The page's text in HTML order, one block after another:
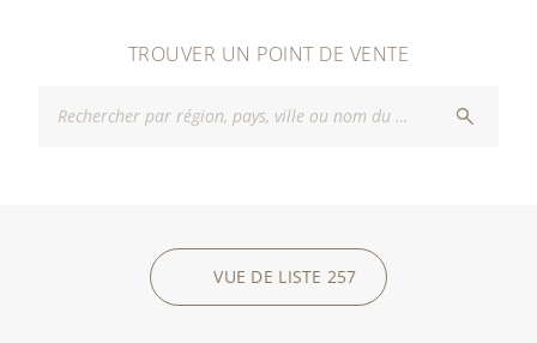
TROUVER UN POINT DE VENTE
VUE DE LISTE 257